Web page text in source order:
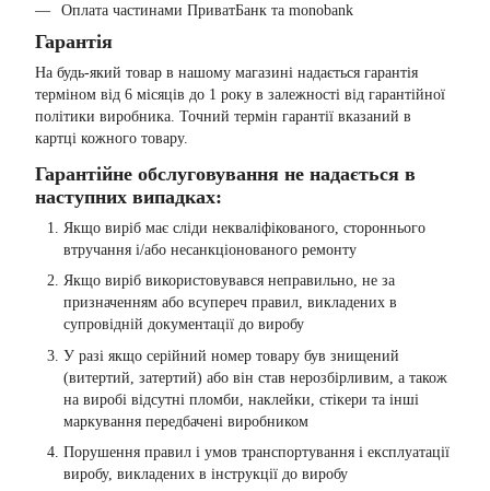
Оплата частинами ПриватБанк та monobank
Гарантія
На будь-який товар в нашому магазині надається гарантія
терміном від 6 місяців до 1 року в залежності від гарантійної
політики виробника. Точний термін гарантії вказаний в
картці кожного товару.
Гарантійне обслуговування не надається в
наступних випадках:
Якщо виріб має сліди некваліфікованого, стороннього
втручання і/або несанкціонованого ремонту
Якщо виріб використовувався неправильно, не за
призначенням або всупереч правил, викладених в
супровідній документації до виробу
У разі якщо серійний номер товару був знищений
(витертий, затертий) або він став нерозбірливим, а також
на виробі відсутні пломби, наклейки, стікери та інші
маркування передбачені виробником
Порушення правил і умов транспортування і експлуатації
виробу, викладених в інструкції до виробу